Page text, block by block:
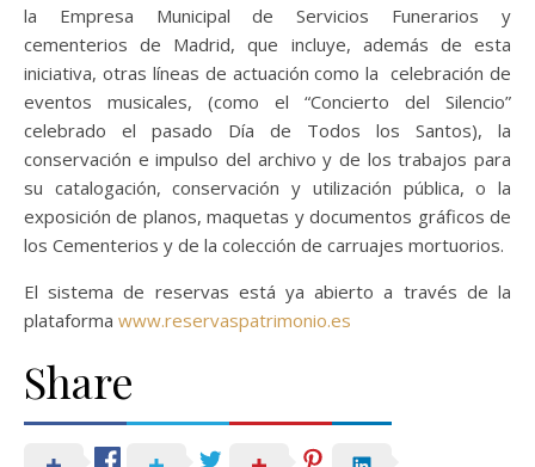
la Empresa Municipal de Servicios Funerarios y
cementerios de Madrid, que incluye, además de esta
iniciativa, otras líneas de actuación como la celebración de
eventos musicales, (como el “Concierto del Silencio”
celebrado el pasado Día de Todos los Santos), la
conservación e impulso del archivo y de los trabajos para
su catalogación, conservación y utilización pública, o la
exposición de planos, maquetas y documentos gráficos de
los Cementerios y de la colección de carruajes mortuorios.
El sistema de reservas está ya abierto a través de la
plataforma www.reservaspatrimonio.es
Share